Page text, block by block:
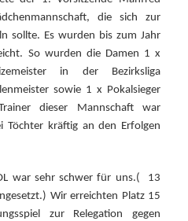
die sich zur
sollte. Es wurden bis zum Jahr
So wurden die Damen 1 x
in der Bezirksliga
sowie 1 x Pokalsieger
dieser Mannschaft war
Töchter kräftig an den Erfolgen
war sehr schwer für uns.(
13
Wir erreichten Platz 15
zur Relegation gegen